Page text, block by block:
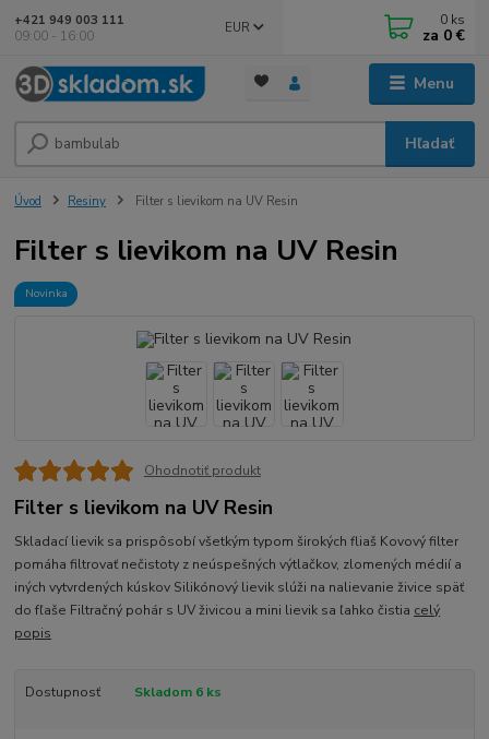
Menu
EUR
Hľadať
+421 949 003 111
09:00 - 16:00
0 ks
za 0 €
Úvod Resiny Filter s lievikom na UV Resin
Filter s lievikom na UV Resin
Novinka
Ohodnotiť produkt
Filter s lievikom na UV Resin
Skladací lievik sa prispôsobí všetkým typom širokých fliaš Kovový filter
pomáha filtrovať nečistoty z neúspešných výtlačkov, zlomených médií a
iných vytvrdených kúskov Silikónový lievik slúži na nalievanie živice späť
do fľaše Filtračný pohár s UV živicou a mini lievik sa ľahko čistia celý
popis
Dostupnosť Skladom 6 ks